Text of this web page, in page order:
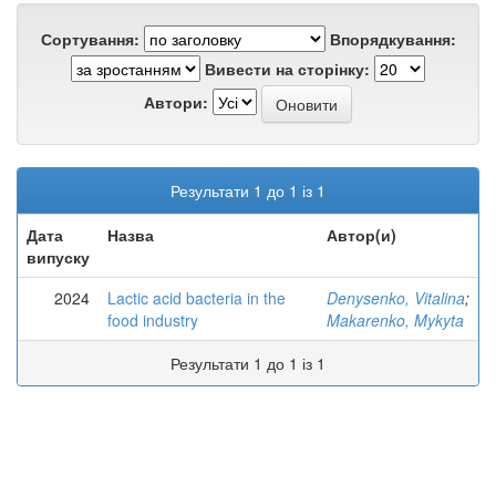
Сортування:
Впорядкування:
Вивести на сторінку:
Автори:
Результати 1 до 1 із 1
Дата
випуску
Назва Автор(и)
2024
Lactic acid bacteria in the
food industry
Denysenko, Vitalina;
Makarenko, Mykyta
Результати 1 до 1 із 1